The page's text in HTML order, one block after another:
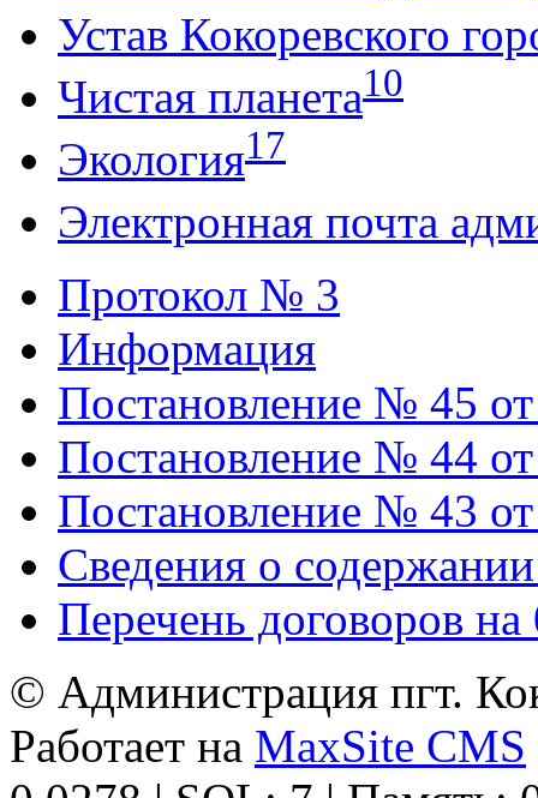
Устав Кокоревского
Чистая планета10
Экология17
Электронная почта
Протокол № 3
Информация
Постановление № 45
Постановление № 44
Постановление № 43
Сведения о
Перечень договоров на
© Администрация пгт.
Работает на MaxSite CMS